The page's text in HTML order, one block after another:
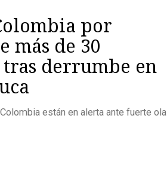
por
más de 30
tras derrumbe en
están en alerta ante fuerte ola